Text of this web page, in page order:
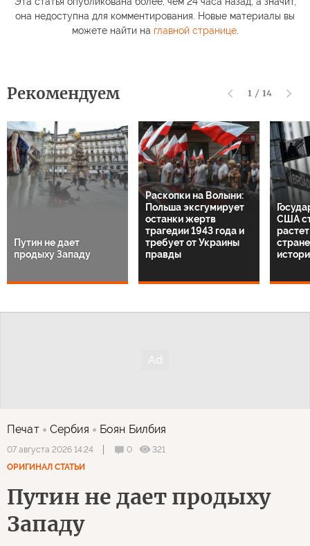
она недоступна для комментирования. Новые материалы вы
можете найти на главной странице.
Рекомендуем 1 / 14
Путин не дает
продыху Западу
Раскопки на Волыни:
Польша эксгумирует
останки жертв
трагедии 1943 года и
требует от Украины
правды
США
Печат Сербия Боян Билбия
07 августа 2026 14:24 0
321
ОРИГИНАЛ СТАТЬИ
Путин не дает продыху
Западу